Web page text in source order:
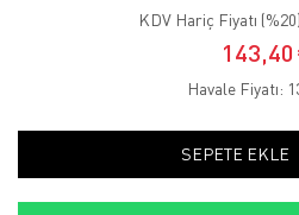
KDV Hariç Fiyatı (%20
143,40
Havale Fiyatı:
SEPETE EKLE